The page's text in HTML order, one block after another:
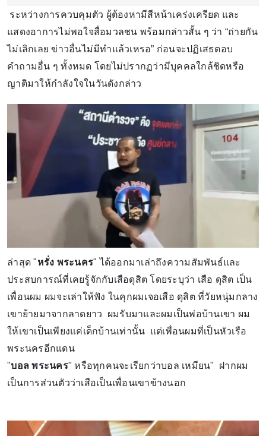
ระหว่างการควบคุมตัว ผู้ต้องหามีสีหน้าเคร่งเครียด และ
แสดงอาการไม่พอใจสื่อมวลชน พร้อมกล่าวสั้น ๆ ว่า “ถ่ายกัน
ไม่เลิกเลย ข่าวอื่นไม่มีทำแล้วเหรอ” ก่อนจะปฏิเสธตอบ
คำถามอื่น ๆ ทั้งหมด โดยไม่ปรากฏว่ามีบุคคลใกล้ชิดหรือ
ญาติมาให้กำลังใจในวันดังกล่าว
ล่าสุด "หรั่ง พระนคร" ได้ออกมาเล่าถึงความสัมพันธ์และ
ประสบการณ์ที่เคยรู้จักกับเสือดุสิต โดยระบุว่า เสือ ดุสิต เป็น
เพื่อนผม ผมจะเล่าให้ฟัง ในคุกผมเจอเสือ ดุสิต ที่วัยหนุ่มกลาง
เขาย้ายมาจากลาดยาว ผมรับมาและผมเป็นพ่อบ้านเขา ผม
ให้เขาเป็นเพียงแค่เด็กบ้านเท่านั้น แต่เพื่อนผมที่เป็นหัวเรือ
พระนครอีกแดน
"บอล พระนคร" หรือทุกคนจะเรียกว่าบอล เหมียน" ฝากผม
เป็นการส่วนตัวว่าเสือเป็นเพื่อนเขาข้างนอก